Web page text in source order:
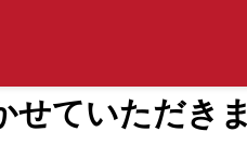
せていただき